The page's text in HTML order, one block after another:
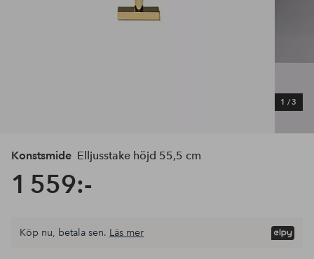
1 /3
Konstsmide Elljusstake höjd 55,5 cm
1 559:-
Lägg i
Köp nu, betala sen. Läs mer